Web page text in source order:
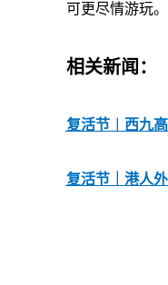
可更尽情游玩。
相关新闻：
复活节︱西九
复活节｜港人